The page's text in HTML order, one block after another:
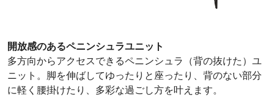
開放感のあるペニンシュラユニット
多方向からアクセスできるペニンシュラ（背の抜けた）ユ
ニット。脚を伸ばしてゆったりと座ったり、背のない部分
に軽く腰掛けたり、多彩な過ごし方を叶えます。